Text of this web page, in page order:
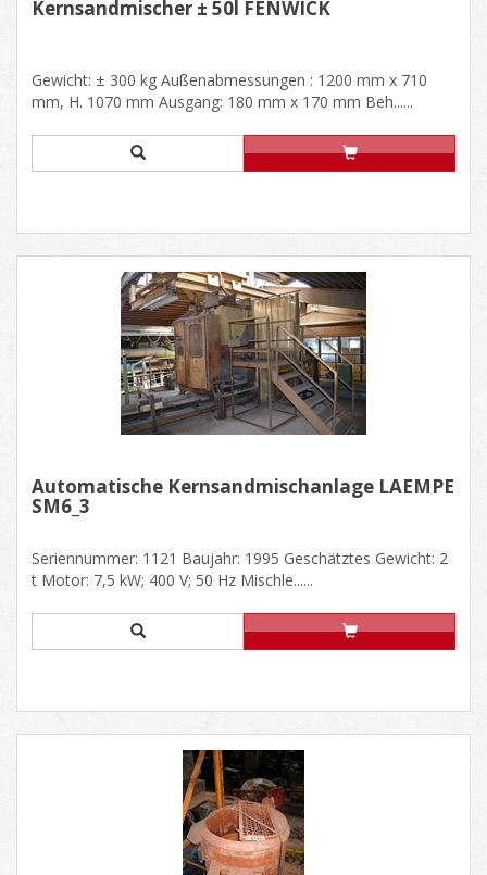
Kernsandmischer ± 50l FENWICK
Gewicht: ± 300 kg Außenabmessungen : 1200 mm x 710
mm, H. 1070 mm Ausgang: 180 mm x 170 mm Beh......
Automatische Kernsandmischanlage LAEMPE
SM6_3
Seriennummer: 1121 Baujahr: 1995 Geschätztes Gewicht: 2
t Motor: 7,5 kW; 400 V; 50 Hz Mischle......